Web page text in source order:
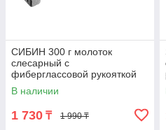
СИБИН 300 г молоток
слесарный с
фиберглассовой рукояткой
В наличии
1 730 ₸ 1 990 ₸